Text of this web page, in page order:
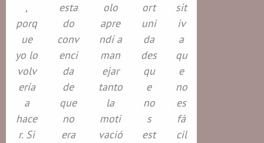
,
porq
ue
yo lo
volv
ería
a
hace
r. Si
esta
do
conv
enci
da
de
que
no
era
olo
apre
ndí a
man
ejar
tanto
la
moti
vació
ort
uni
da
des
qu
e
no
s
est
sit
iv
a
qu
e
no
es
fá
cil